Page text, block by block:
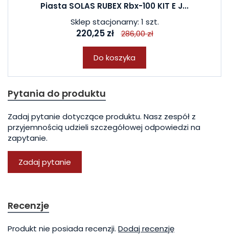
Piasta SOLAS RUBEX Rbx-100 KIT E J...
Sklep stacjonarny: 1 szt.
220,25 zł 286,00 zł
Do koszyka
Pytania do produktu
Zadaj pytanie dotyczące produktu. Nasz zespół z
przyjemnością udzieli szczegółowej odpowiedzi na
zapytanie.
Zadaj pytanie
Recenzje
Produkt nie posiada recenzji. Dodaj recenzję